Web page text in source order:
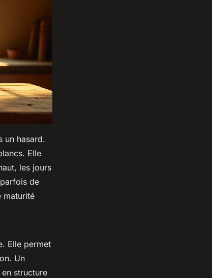
un hasard.
Elle
les jours
de
maturité
Elle permet
Un
structure